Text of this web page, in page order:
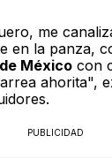
me
en la panza,
México con
ahorita",
PUBLICIDAD